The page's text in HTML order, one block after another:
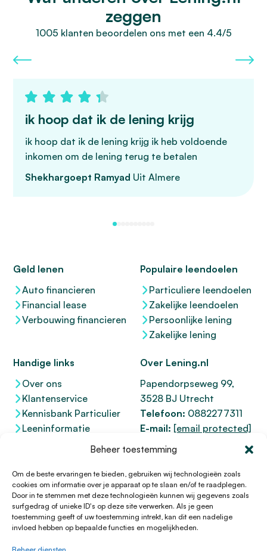
Beheer toestemming
Om de beste ervaringen te bieden, gebruiken wij technologieën zoals
cookies om informatie over je apparaat op te slaan en/of te raadplegen.
Door in te stemmen met deze technologieën kunnen wij gegevens zoals
surfgedrag of unieke ID's op deze site verwerken. Als je geen
toestemming geeft of uw toestemming intrekt, kan dit een nadelige
invloed hebben op bepaalde functies en mogelijkheden.
zeggen
1005 klanten beoordelen ons met een 4.4/5
ik hoop dat ik de lening krijg
ik hoop dat ik de lening krijg ik heb voldoende
inkomen om de lening terug te betalen
Shekhargoept Ramyad Uit Almere
Geld lenen
Auto financieren
Financial lease
Verbouwing financieren
Populaire leendoelen
Particuliere leendoelen
Zakelijke leendoelen
Persoonlijke lening
Zakelijke lening
Handige links
Over ons
Klantenservice
Kennisbank Particulier
Leeninformatie
Over Lening.nl
Papendorpseweg 99,
3528 BJ Utrecht
Telefoon: 0882277311
E-mail: [email protected]
KvK 76100200
12047091
Kifid 300.017942
© 1996 - 2026 Lening.nl
Privacy Policy